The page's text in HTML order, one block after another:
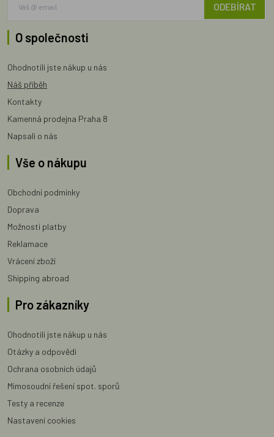
ODEBÍRAT
O společnosti
Ohodnotili jste nákup u nás
Náš příběh
Kontakty
Kamenná prodejna Praha 8
Napsali o nás
Vše o nákupu
Obchodní podmínky
Doprava
Možnosti platby
Reklamace
Vrácení zboží
Shipping abroad
Pro zákazníky
Ohodnotili jste nákup u nás
Otázky a odpovědi
Ochrana osobních údajů
Mimosoudní řešení spot. sporů
Testy a recenze
Nastavení cookies